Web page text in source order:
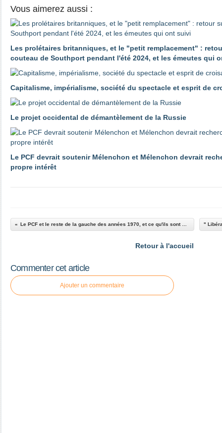
Vous aimerez aussi :
Les prolétaires britanniques, et le "petit remplacement" :
couteau de Southport pendant l'été 2024, et les émeutes qui
Capitalisme, impérialisme, société du spectacle et esprit de
Le projet occidental de démantèlement de la Russie
Le PCF devrait soutenir Mélenchon et Mélenchon devrait
propre intérêt
Retour à l'accueil
Commenter cet article
Ajouter un commentaire